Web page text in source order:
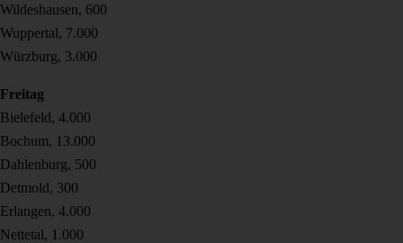
Wildeshausen, 600
Wuppertal, 7.000
Würzburg, 3.000
Freitag
Bielefeld, 4.000
Bochum, 13.000
Dahlenburg, 500
Detmold, 300
Erlangen, 4.000
Nettetal, 1.000